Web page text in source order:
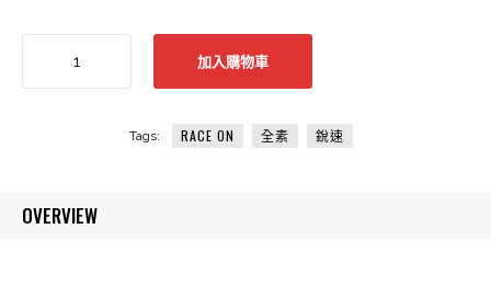
啡
因
加入購物車
Tags: RACE ON 全素 銳速
OVERVIEW